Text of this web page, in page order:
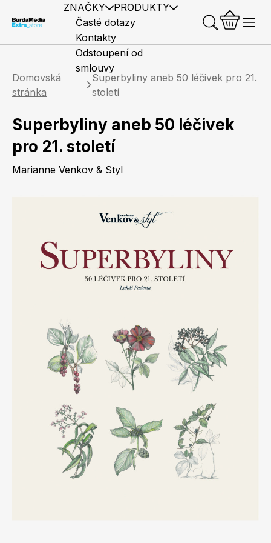
ZNAČKY PRODUKTY
Elle
Marianne
Apetit
Svět ženy
Marianne Bydlení
Marianne Venkov & styl
Předplatné časopisů
Časté dotazy
Kontakty
Odstoupení od
smlouvy
Domovská
stránka
Superbyliny aneb 50 léčivek pro 21.
století
Superbyliny aneb 50 léčivek
pro 21. století
Marianne Venkov & Styl